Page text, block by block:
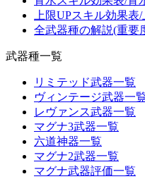
上限UPスキル効果
全武器種の解説(重要
武器種一覧
リミテッド武器一覧
ヴィンテージ武器一
レヴァンス武器一覧
マグナ3武器一覧
六道神器一覧
マグナ2武器一覧
マグナ武器評価一覧